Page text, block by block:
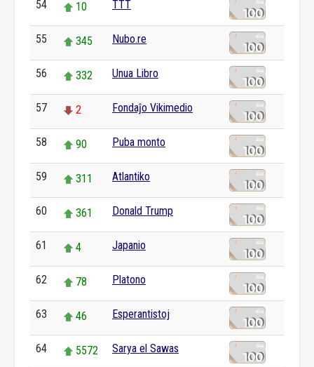
54 10 TTT
55 345 Nubo.re
56 332 Unua Libro
57 2 Fondaĵo Vikimedio
58 90 Puba monto
59 311 Atlantiko
60 361 Donald Trump
61 4 Japanio
62 78 Platono
63 46 Esperantistoj
64 5572 Sarya el Sawas